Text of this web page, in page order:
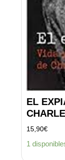
EL
15,90€
1